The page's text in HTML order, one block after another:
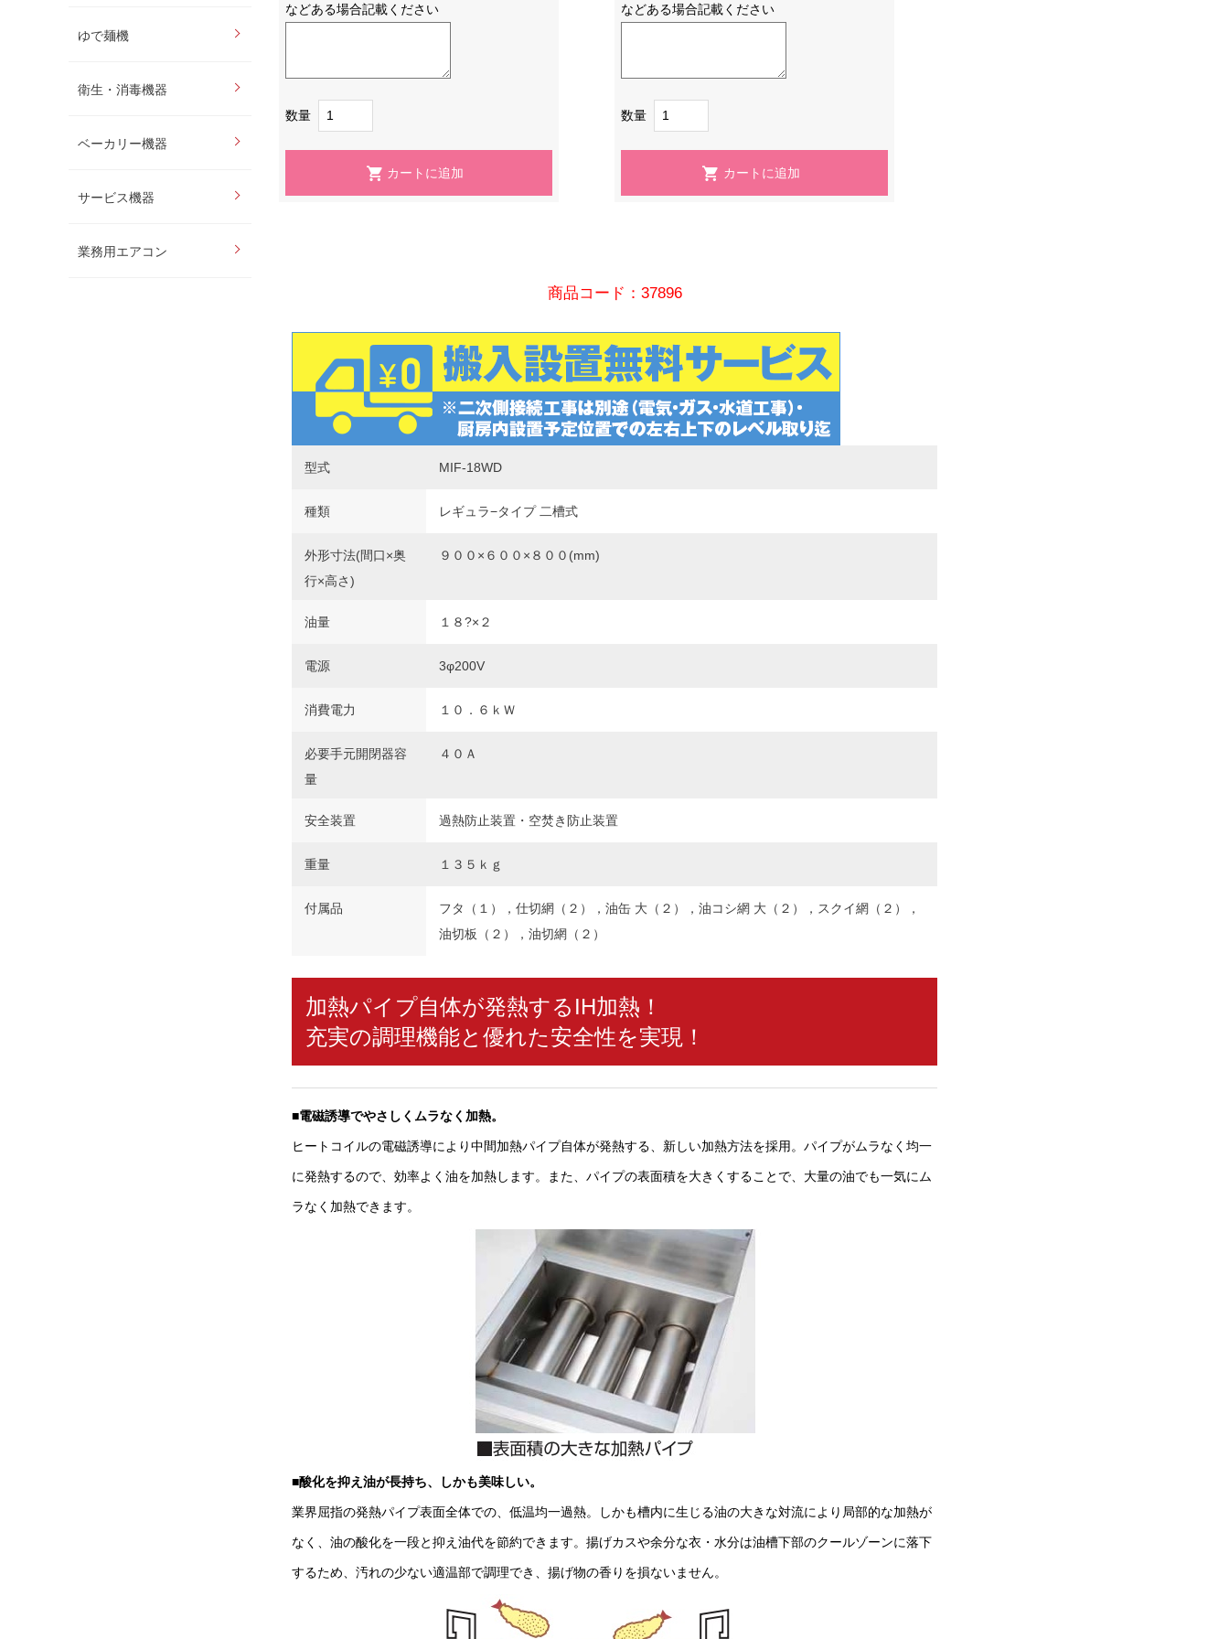
ゆで麺機
衛生・消毒機器
ベーカリー機器
サービス機器
業務用エアコン
などある場合記載ください
数量
などある場合記載ください
数量
商品コード：37896
型式 MIF-18WD
種類 レギュラ−タイプ 二槽式
外形寸法(間口×奥
行×高さ)
９００×６００×８００(mm)
油量 １８?×２
電源 3φ200V
消費電力 １０．６ｋＷ
必要手元開閉器容
量
４０Ａ
安全装置 過熱防止装置・空焚き防止装置
重量 １３５ｋｇ
付属品
フタ（１），仕切網（２），油缶 大（２），油コシ網 大（２），スクイ網（２），
油切板（２），油切網（２）
加熱パイプ自体が発熱するIH加熱！
充実の調理機能と優れた安全性を実現！
■電磁誘導でやさしくムラなく加熱。
ヒートコイルの電磁誘導により中間加熱パイプ自体が発熱する、新しい加熱方法を採用。パイプがムラなく均一
に発熱するので、効率よく油を加熱します。また、パイプの表面積を大きくすることで、大量の油でも一気にム
ラなく加熱できます。
■酸化を抑え油が長持ち、しかも美味しい。
業界屈指の発熱パイプ表面全体での、低温均一過熱。しかも槽内に生じる油の大きな対流により局部的な加熱が
なく、油の酸化を一段と抑え油代を節約できます。揚げカスや余分な衣・水分は油槽下部のクールゾーンに落下
するため、汚れの少ない適温部で調理でき、揚げ物の香りを損ないません。